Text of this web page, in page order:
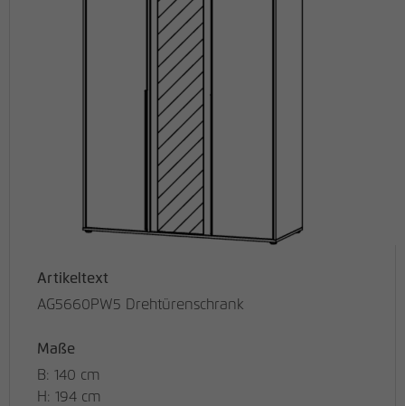
Artikeltext
AG5660PW5 Drehtürenschrank
Maße
B: 140 cm
H: 194 cm